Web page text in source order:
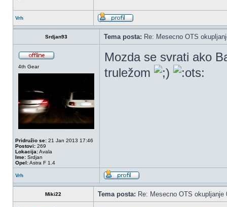
Vrh
Srdjan93 Tema posta: Re: Mesecno OTS
4th Gear
Pridružio se: 21 Jan 2013 17:46
Postovi: 269
Lokacija:Avala
Ime: Srdjan
Opel:Astra F 1.4
Mozda se svrati ako
truležom
Vrh
Miki22 Tema posta: Re: Mesecno OTS